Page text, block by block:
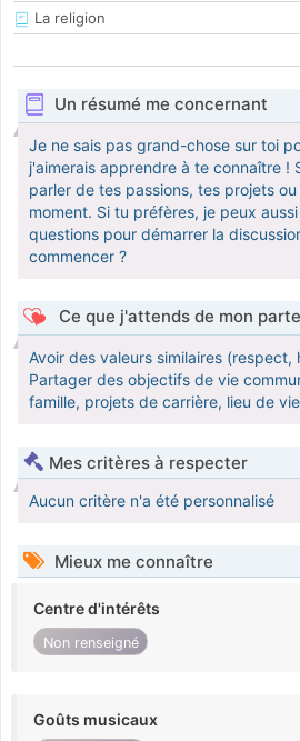
La religion
Un résumé me concernant
Je ne sais pas grand-chose sur toi
j'aimerais apprendre à te connaître !
parler de tes passions, tes projets
moment. Si tu préfères, je peux
questions pour démarrer la
commencer ?
Ce que j'attends de mon
Avoir des valeurs similaires
Partager des objectifs de vie
famille, projets de carrière, lieu de
Mes critères à respecter
Aucun critère n'a été personnalisé
Mieux me connaître
Centre d'intérêts
Non renseigné
Goûts musicaux